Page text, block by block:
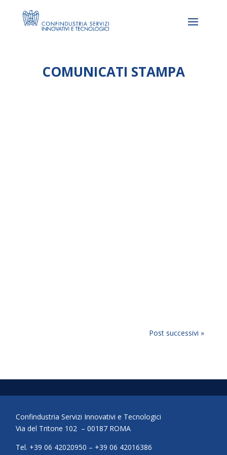
COMUNICATI STAMPA
Post successivi »
Confindustria Servizi Innovativi e Tecnologici
Via del Tritone 102 – 00187 ROMA
Tel. +39 06 42020950 – +39 06 42016386